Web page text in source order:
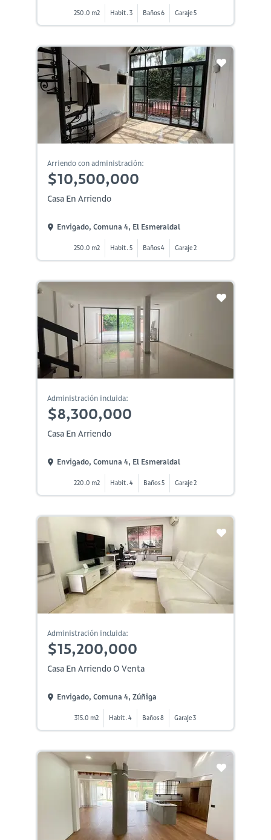
250.0 m2 Habit. 3 Baños 6 Garaje 5
Arriendo con administración:
$10,500,000
Casa En Arriendo
Envigado, Comuna 4, El Esmeraldal
250.0 m2 Habit. 5 Baños 4 Garaje 2
Administración incluida:
$8,300,000
Casa En Arriendo
Envigado, Comuna 4, El Esmeraldal
220.0 m2 Habit. 4 Baños 5 Garaje 2
Administración incluida:
$15,200,000
Casa En Arriendo O Venta
Envigado, Comuna 4, Zúñiga
315.0 m2 Habit. 4 Baños 8 Garaje 3